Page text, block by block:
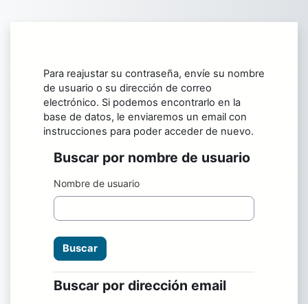
Para reajustar su contraseña, envíe su nombre
de usuario o su dirección de correo
electrónico. Si podemos encontrarlo en la
base de datos, le enviaremos un email con
instrucciones para poder acceder de nuevo.
Buscar por nombre de usuario
Buscar por nombre de usuario
Nombre de usuario
Buscar por dirección email
Buscar por dirección email